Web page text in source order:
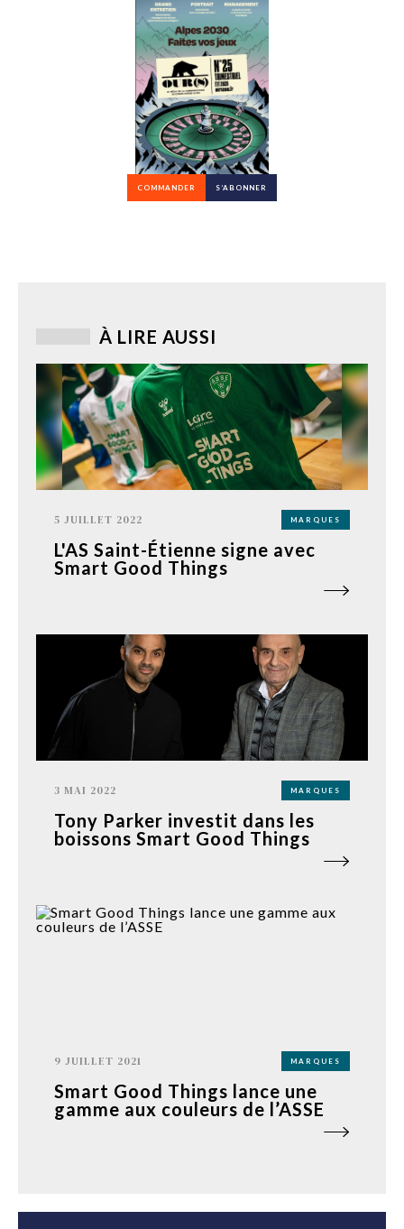
COMMANDER S’ABONNER
À LIRE AUSSI
5 JUILLET 2022 MARQUES
L'AS Saint-Étienne signe avec
Smart Good Things
3 MAI 2022 MARQUES
Tony Parker investit dans les
boissons Smart Good Things
9 JUILLET 2021 MARQUES
Smart Good Things lance une
gamme aux couleurs de l’ASSE